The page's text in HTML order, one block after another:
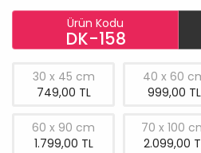
Ürün Kodu
DK-158
30 x 45 cm
749,00 TL
40 x 60
999,00 TL
60 x 90 cm
1.799,00 TL
70 x 100
2.099,00